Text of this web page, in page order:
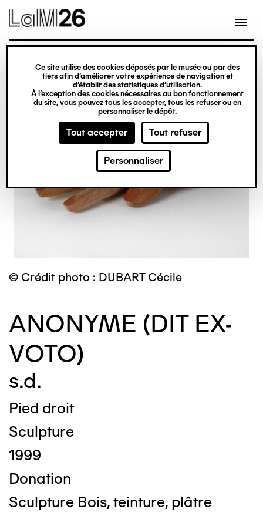
Gestion des cookies
Ce site utilise des cookies déposés par le musée ou par des
tiers afin d’améliorer votre expérience de navigation et
d’établir des statistiques d’utilisation.
À l’exception des cookies nécessaires au bon fonctionnement
du site, vous pouvez tous les accepter, tous les refuser ou en
personnaliser le dépôt.
Tout accepter Tout refuser
Personnaliser
contenu
© Crédit photo : DUBART Cécile
ANONYME (DIT EX-
VOTO)
s.d.
Pied droit
Sculpture
1999
Donation
Sculpture Bois, teinture, plâtre